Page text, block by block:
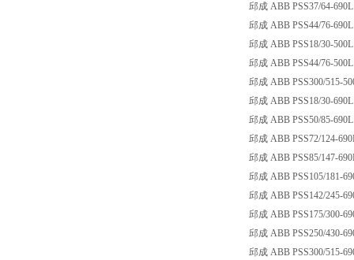
邱成 ABB PSS37/64-690L
邱成 ABB PSS44/76-690L
邱成 ABB PSS18/30-500L
邱成 ABB PSS44/76-500L
邱成 ABB PSS300/515-
邱成 ABB PSS18/30-690L
邱成 ABB PSS50/85-690L
邱成 ABB PSS72/124-
邱成 ABB PSS85/147-
邱成 ABB PSS105/181-
邱成 ABB PSS142/245-
邱成 ABB PSS175/300-
邱成 ABB PSS250/430-
邱成 ABB PSS300/515-